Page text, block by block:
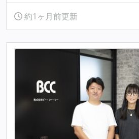
約1ヶ月前更新